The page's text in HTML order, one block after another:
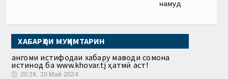
намуд
ХАБАРҲОИ МУҲИМТАРИН
Ҳангоми истифодаи хабару маводи сомона
истинод ба www.khovar.tj ҳатмӣ аст!
🕔 20:24, 20.Май 2024